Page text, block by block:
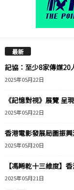
最新
記協：至少8家傳媒20
2025年05月22日
《記憶對視》展覽 呈
2025年05月22日
香港電影發展局圖振
2025年05月20日
【馮睎乾十三維度】
2025年05月21日